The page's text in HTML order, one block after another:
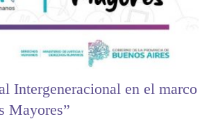
Intergeneracional en el marco
Mayores”